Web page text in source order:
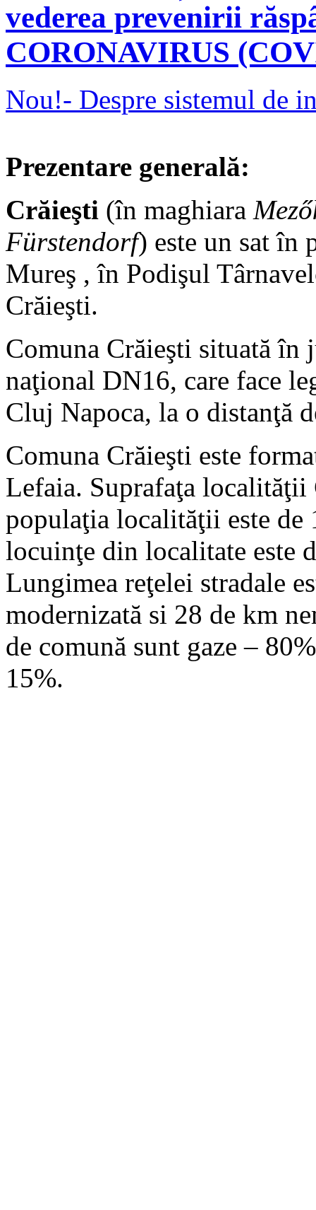
vederea prevenirii
CORONAVIRUS
Nou!- Despre sistemul de
Prezentare generală:
Crăieşti (în maghiara
Fürstendorf) este un sat în
Mureş , în Podişul
Crăieşti.
Comuna Crăieşti situată
naţional DN16, care face
Cluj Napoca, la o distanţă
Comuna Crăieşti este
Lefaia. Suprafaţa localităţii
populaţia localităţii este
locuinţe din localitate este
Lungimea reţelei stradale
modernizată si 28 de km
de comună sunt gaze –
15%.